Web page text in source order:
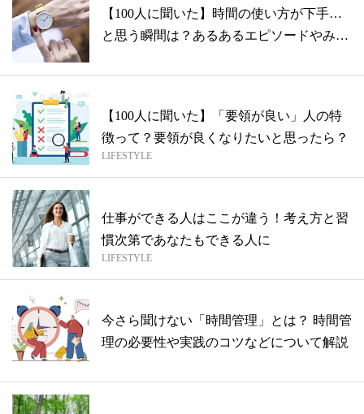
【100人に聞いた】時間の使い方が下手…
と思う瞬間は？あるあるエピソードやみん
【100人に聞いた】「要領が良い」人の特
徴って？要領が良くなりたいと思ったら？
LIFESTYLE
仕事ができる人はここが違う！考え方と習
慣次第であなたもできる人に
LIFESTYLE
今さら聞けない「時間管理」とは？ 時間管
理の必要性や実践のコツなどについて解説